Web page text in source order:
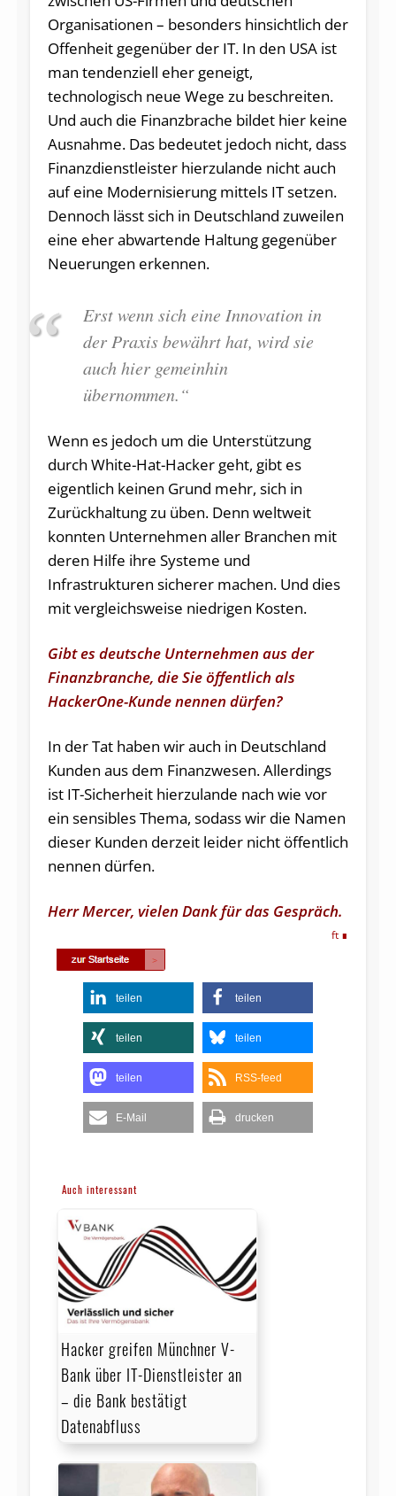
Organisationen – besonders hinsichtlich der
Offenheit gegenüber der IT. In den USA ist
man tendenziell eher geneigt,
technologisch neue Wege zu beschreiten.
Und auch die Finanzbrache bildet hier keine
Ausnahme. Das bedeutet jedoch nicht, dass
Finanzdienstleister hierzulande nicht auch
auf eine Modernisierung mittels IT setzen.
Dennoch lässt sich in Deutschland zuweilen
eine eher abwartende Haltung gegenüber
Neuerungen erkennen.
Erst wenn sich eine Innovation in
der Praxis bewährt hat, wird sie
auch hier gemeinhin
übernommen.“
Wenn es jedoch um die Unterstützung
durch White-Hat-Hacker geht, gibt es
eigentlich keinen Grund mehr, sich in
Zurückhaltung zu üben. Denn weltweit
konnten Unternehmen aller Branchen mit
deren Hilfe ihre Systeme und
Infrastrukturen sicherer machen. Und dies
mit vergleichsweise niedrigen Kosten.
Gibt es deutsche Unternehmen aus der
Finanzbranche, die Sie öffentlich als
HackerOne-Kunde nennen dürfen?
In der Tat haben wir auch in Deutschland
Kunden aus dem Finanzwesen. Allerdings
ist IT-Sicherheit hierzulande nach wie vor
ein sensibles Thema, sodass wir die Namen
dieser Kunden derzeit leider nicht öffentlich
nennen dürfen.
Herr Mercer, vielen Dank für das Gespräch.
ft
teilen teilen
teilen teilen
teilen RSS-feed
E-Mail drucken
Auch interessant
Hacker greifen Münchner V-
Bank über IT-Dienstleister an
– die Bank bestätigt
Datenabfluss